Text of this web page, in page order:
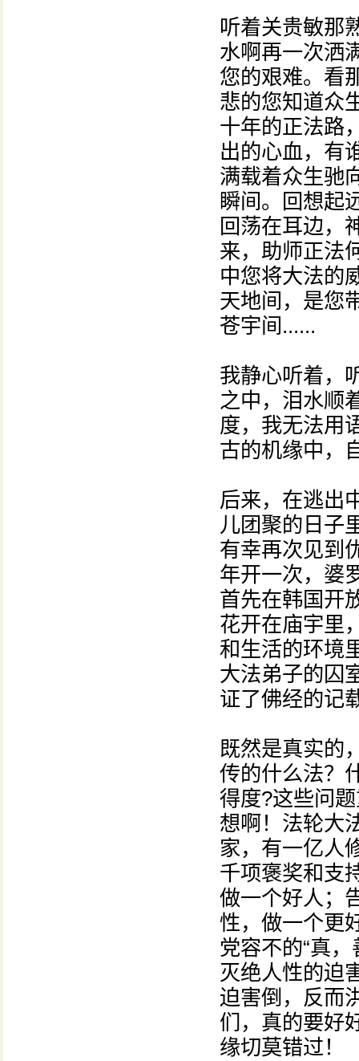
听着关贵敏那
水啊再一次洒
您的艰难。看
悲的您知道众
十年的正法路
出的心血，有
满载着众生驰
瞬间。回想起
回荡在耳边，
来，助师正法
中您将大法的
天地间，是您
苍宇间......
我静心听着，
之中，泪水顺
度，我无法用
古的机缘中，
后来，在逃出
儿团聚的日子
有幸再次见到
年开一次，婆
首先在韩国开
花开在庙宇里
和生活的环境
大法弟子的囚
证了佛经的记
既然是真实的
传的什么法？
得度?这些问
想啊！法轮大
家，有一亿人
千项褒奖和支
做一个好人；
性，做一个更
党容不的“真
灭绝人性的迫
迫害倒，反而
们，真的要好
缘切莫错过！